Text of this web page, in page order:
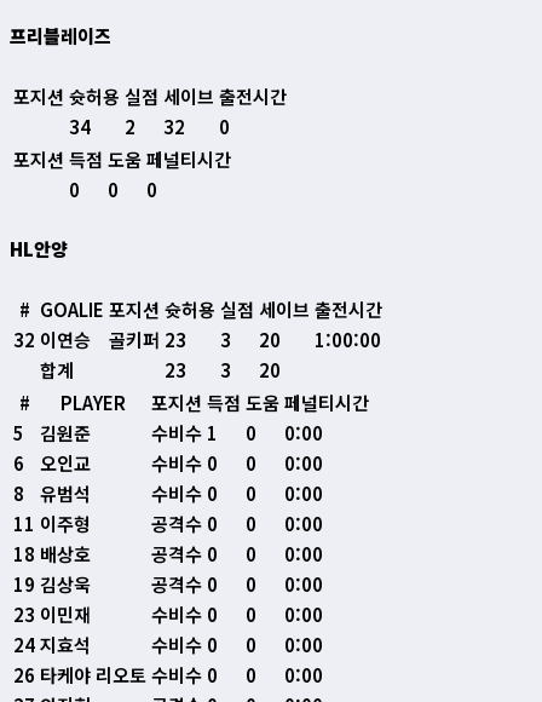
프리블레이즈
포지션 슛허용 실점 세이브 출전시간
34
2 32
0
포지션 득점 도움페널티시간
0
0 0
HL안양
# GOALIE 포지션 슛허용 실점 세이브 출전시간
32 이연승 골키퍼 23 3 20
1:00:00
합계
23 3
20
#
PLAYER 포지션 득점 도움페널티시간
5
김원준 수비수 1 0
0:00
6
오인교 수비수 0 0
0:00
8
유범석 수비수 0 0
0:00
11 이주형 공격수 0 0
0:00
18 배상호 공격수 0 0
0:00
19 김상욱 공격수 0 0
0:00
23 이민재 수비수 0 0
0:00
24지효석 수비수 0 0
0:00
26 타케야 리오토수비수 0 0
0:00